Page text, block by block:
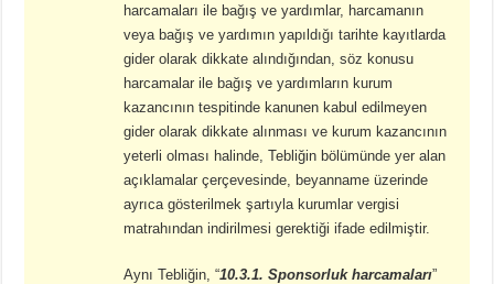
harcamaları ile bağış ve yardımlar, harcamanın
veya bağış ve yardımın yapıldığı tarihte kayıtlarda
gider olarak dikkate alındığından, söz konusu
harcamalar ile bağış ve yardımların kurum
kazancının tespitinde kanunen kabul edilmeyen
gider olarak dikkate alınması ve kurum kazancının
yeterli olması halinde, Tebliğin bölümünde yer alan
açıklamalar çerçevesinde, beyanname üzerinde
ayrıca gösterilmek şartıyla kurumlar vergisi
matrahından indirilmesi gerektiği ifade edilmiştir.
Aynı Tebliğin, “10.3.1. Sponsorluk harcamaları”